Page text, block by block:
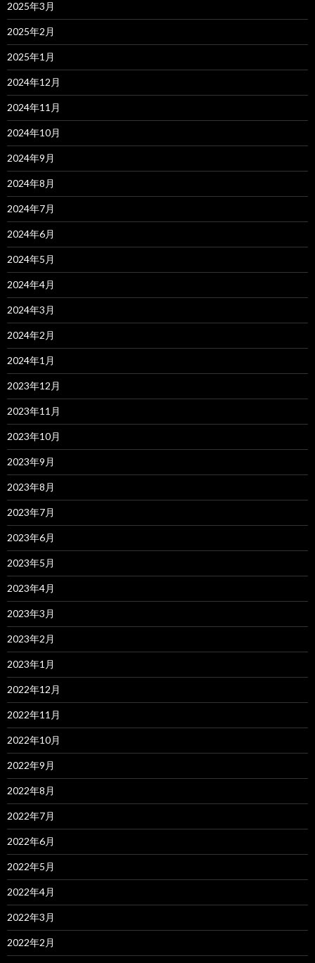
2025年3月
2025年2月
2025年1月
2024年12月
2024年11月
2024年10月
2024年9月
2024年8月
2024年7月
2024年6月
2024年5月
2024年4月
2024年3月
2024年2月
2024年1月
2023年12月
2023年11月
2023年10月
2023年9月
2023年8月
2023年7月
2023年6月
2023年5月
2023年4月
2023年3月
2023年2月
2023年1月
2022年12月
2022年11月
2022年10月
2022年9月
2022年8月
2022年7月
2022年6月
2022年5月
2022年4月
2022年3月
2022年2月